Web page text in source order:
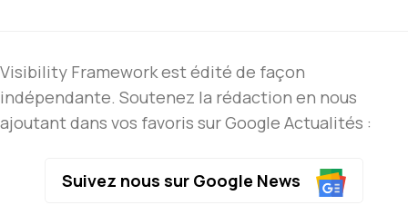
Visibility Framework est édité de façon
indépendante. Soutenez la rédaction en nous
ajoutant dans vos favoris sur Google Actualités :
Suivez nous sur Google News